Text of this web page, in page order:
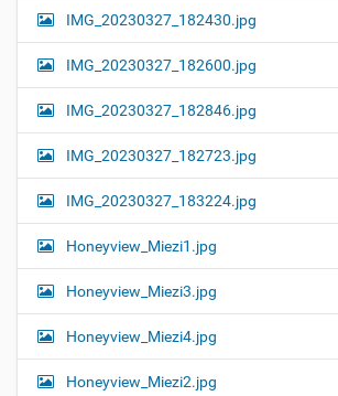
IMG_20230327_182430.jpg
IMG_20230327_182600.jpg
IMG_20230327_182846.jpg
IMG_20230327_182723.jpg
IMG_20230327_183224.jpg
Honeyview_Miezi1.jpg
Honeyview_Miezi3.jpg
Honeyview_Miezi4.jpg
Honeyview_Miezi2.jpg